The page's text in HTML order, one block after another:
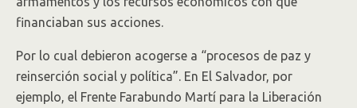
financiaban sus acciones.
Por lo cual debieron acogerse a “procesos de paz y
reinserción social y política”. En El Salvador, por
ejemplo, el Frente Farabundo Martí para la Liberación